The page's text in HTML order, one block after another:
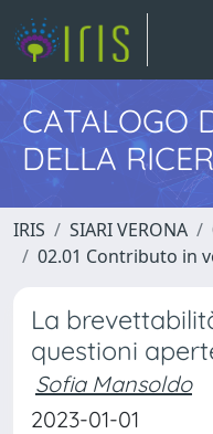
CATALOGO
DELLA
IRIS SIARI VERONA
02.01 Contributo in
La
questioni
Sofia Mansoldo
2023-01-01